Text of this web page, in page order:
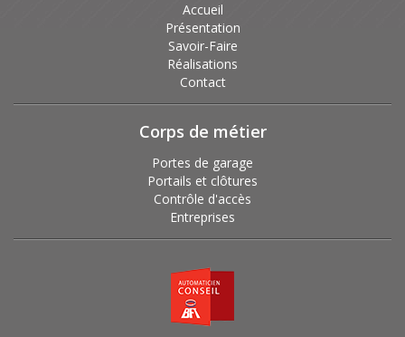
Accueil
Présentation
Savoir-Faire
Réalisations
Contact
Corps de métier
Portes de garage
Portails et clôtures
Contrôle d'accès
Entreprises